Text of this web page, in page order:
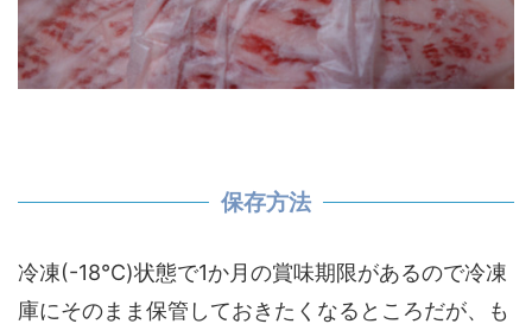
保存方法
冷凍(-18℃)状態で1か月の賞味期限があるので冷凍
庫にそのまま保管しておきたくなるところだが、も